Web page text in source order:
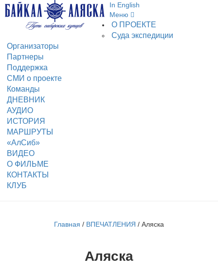
In English
Меню
О ПРОЕКТЕ
Суда экспедиции
Организаторы
Партнеры
Поддержка
СМИ о проекте
Команды
ДНЕВНИК
АУДИО
ИСТОРИЯ
МАРШРУТЫ
«АлСиб»
ВИДЕО
О ФИЛЬМЕ
КОНТАКТЫ
КЛУБ
Главная / ВПЕЧАТЛЕНИЯ / Аляска
Аляска